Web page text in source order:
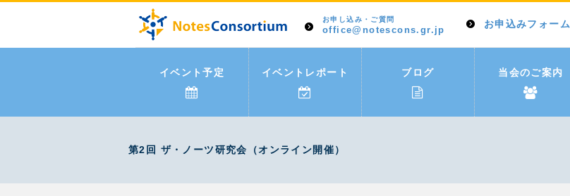
お申し込み・ご質問
office@notescons.gr.jp
お申込みフォーム
イベント予定 イベントレポート ブログ 当会のご案内
第2回 ザ・ノーツ研究会（オンライン開催）